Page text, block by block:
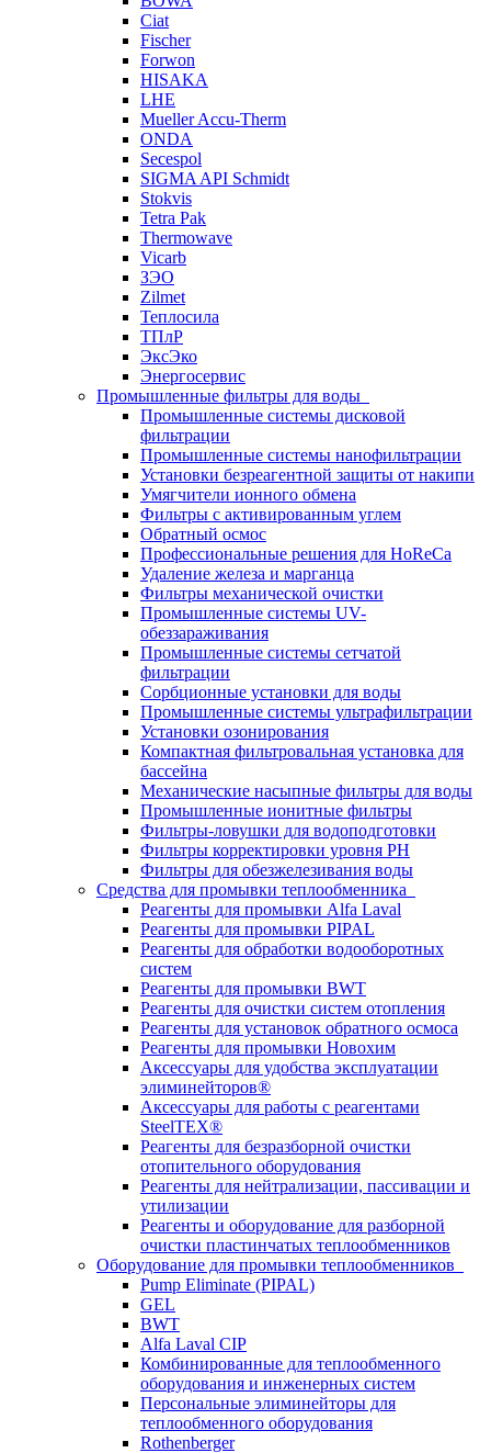
Ciat
Fischer
Forwon
HISAKA
LHE
Mueller Accu-Therm
ONDA
Secespol
SIGMA API Schmidt
Stokvis
Tetra Pak
Thermowave
Vicarb
ЗЭО
Zilmet
Теплосила
ТПлР
ЭксЭко
Энергосервис
Промышленные фильтры для воды
Промышленные системы дисковой
фильтрации
Промышленные системы нанофильтрации
Установки безреагентной защиты от накипи
Умягчители ионного обмена
Фильтры с активированным углем
Обратный осмос
Профессиональные решения для HoReCa
Удаление железа и марганца
Фильтры механической очистки
Промышленные системы UV-
обеззараживания
Промышленные системы сетчатой
фильтрации
Сорбционные установки для воды
Промышленные системы ультрафильтрации
Установки озонирования
Компактная фильтровальная установка для
бассейна
Механические насыпные фильтры для воды
Промышленные ионитные фильтры
Фильтры-ловушки для водоподготовки
Фильтры корректировки уровня PH
Фильтры для обезжелезивания воды
Средства для промывки теплообменника
Реагенты для промывки Alfa Laval
Реагенты для промывки PIPAL
Реагенты для обработки водооборотных
систем
Реагенты для промывки BWT
Реагенты для очистки систем отопления
Реагенты для установок обратного осмоса
Реагенты для промывки Новохим
Аксессуары для удобства эксплуатации
элиминейторов®
Аксессуары для работы с реагентами
SteelTEX®
Реагенты для безразборной очистки
отопительного оборудования
Реагенты для нейтрализации, пассивации и
утилизации
Реагенты и оборудование для разборной
очистки пластинчатых теплообменников
Оборудование для промывки теплообменников
Pump Eliminate (PIPAL)
GEL
BWT
Alfa Laval CIP
Комбинированные для теплообменного
оборудования и инженерных систем
Персональные элиминейторы для
теплообменного оборудования
Rothenberger